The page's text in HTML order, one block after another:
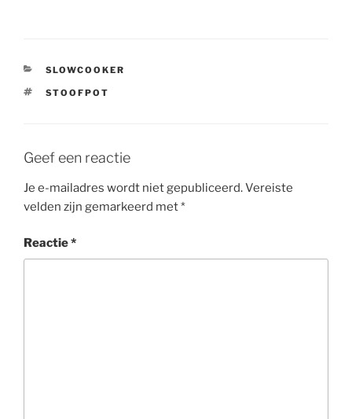
CATEGORIEËN
SLOWCOOKER
TAGS
STOOFPOT
Geef een reactie
Je e-mailadres wordt niet gepubliceerd.Vereiste
velden zijn gemarkeerd met*
Reactie*